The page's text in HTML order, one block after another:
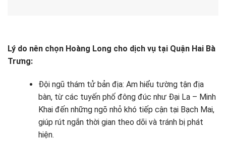
Lý do nên chọn Hoàng Long cho dịch vụ tại Quận Hai Bà
Trưng:
Đội ngũ thám tử bản địa: Am hiểu tường tận địa
bàn, từ các tuyến phố đông đúc như Đại La – Minh
Khai đến những ngõ nhỏ khó tiếp cận tại Bạch Mai,
giúp rút ngắn thời gian theo dõi và tránh bị phát
hiện.